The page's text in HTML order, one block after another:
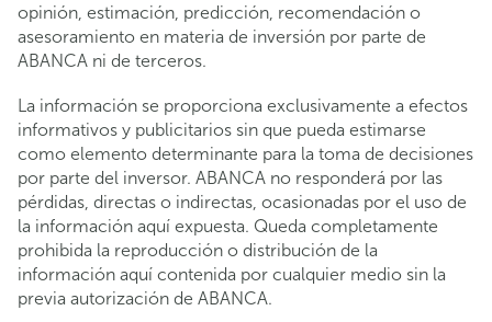
opinión, estimación, predicción, recomendación o
asesoramiento en materia de inversión por parte de
ABANCA ni de terceros.
La información se proporciona exclusivamente a efectos
informativos y publicitarios sin que pueda estimarse
como elemento determinante para la toma de decisiones
por parte del inversor. ABANCA no responderá por las
pérdidas, directas o indirectas, ocasionadas por el uso de
la información aquí expuesta. Queda completamente
prohibida la reproducción o distribución de la
información aquí contenida por cualquier medio sin la
previa autorización de ABANCA.